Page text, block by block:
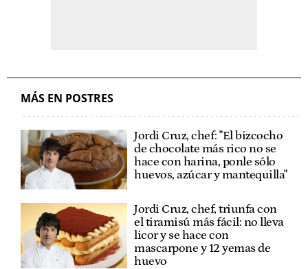
MÁS EN POSTRES
Jordi Cruz, chef: "El bizcocho
de chocolate más rico no se
hace con harina, ponle sólo
huevos, azúcar y mantequilla"
Jordi Cruz, chef, triunfa con
el tiramisú más fácil: no lleva
licor y se hace con
mascarpone y 12 yemas de
huevo